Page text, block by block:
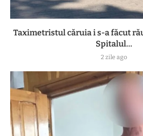
Taximetristul căruia i s-a făcut
Spitalul...
2 zile ago